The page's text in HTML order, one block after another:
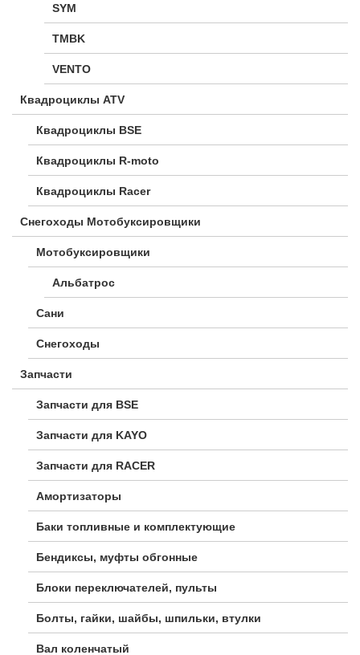
SYM
TMBK
VENTO
Квадроциклы ATV
Квадроциклы BSE
Квадроциклы R-moto
Квадроциклы Racer
Снегоходы Мотобуксировщики
Мотобуксировщики
Альбатрос
Сани
Снегоходы
Запчасти
Запчасти для BSE
Запчасти для KAYO
Запчасти для RACER
Амортизаторы
Баки топливные и комплектующие
Бендиксы, муфты обгонные
Блоки переключателей, пульты
Болты, гайки, шайбы, шпильки, втулки
Вал коленчатый